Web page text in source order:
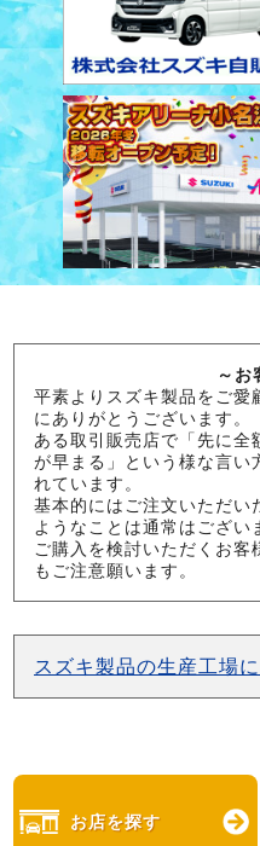
～お
平素よりスズキ製品をご愛
にありがとうございます。
ある取引販売店で「先に全
が早まる」という様な言い
れています。
基本的にはご注文いただい
ようなことは通常はござい
ご購入を検討いただくお
もご注意願います。
スズキ製品の生産工場
お店を探す